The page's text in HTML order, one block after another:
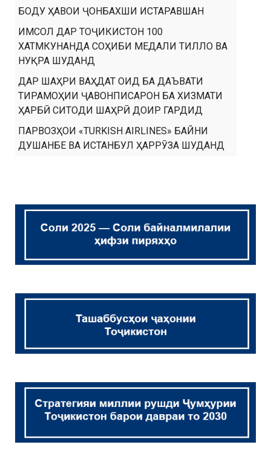
БОДУ ҲАВОИ ҶОНБАХШИ ИСТАРАВШАН
ИМСОЛ ДАР ТОҶИКИСТОН 100
ХАТМКУНАНДА СОҲИБИ МЕДАЛИ ТИЛЛО ВА
НУҚРА ШУДАНД
ДАР ШАҲРИ ВАҲДАТ ОИД БА ДАЪВАТИ
ТИРАМОҲИИ ҶАВОНПИСАРОН БА ХИЗМАТИ
ҲАРБӢ СИТОДИ ШАҲРӢ ДОИР ГАРДИД
ПАРВОЗҲОИ «TURKISH AIRLINES» БАЙНИ
ДУШАНБЕ ВА ИСТАНБУЛ ҲАРРӮЗА ШУДАНД